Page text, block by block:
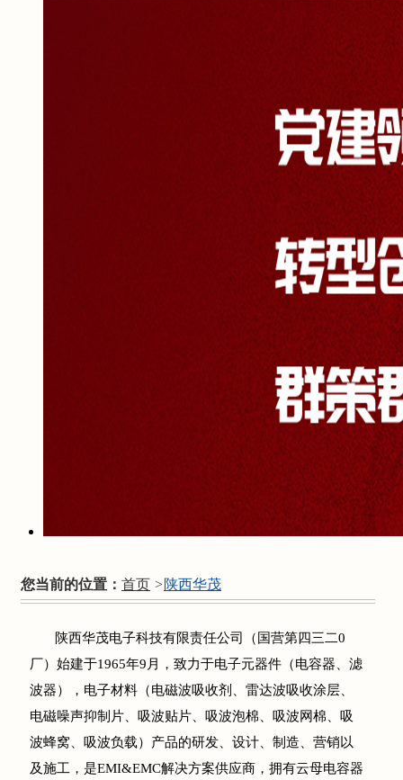
您当前的位置： 首页 >陕西华茂
陕西华茂电子科技有限责任公司（国营第四三二0
厂）始建于1965年9月，致力于电子元器件（电容器、滤
波器），电子材料（电磁波吸收剂、雷达波吸收涂层、
电磁噪声抑制片、吸波贴片、吸波泡棉、吸波网棉、吸
波蜂窝、吸波负载）产品的研发、设计、制造、营销以
及施工，是EMI&EMC解决方案供应商，拥有云母电容器